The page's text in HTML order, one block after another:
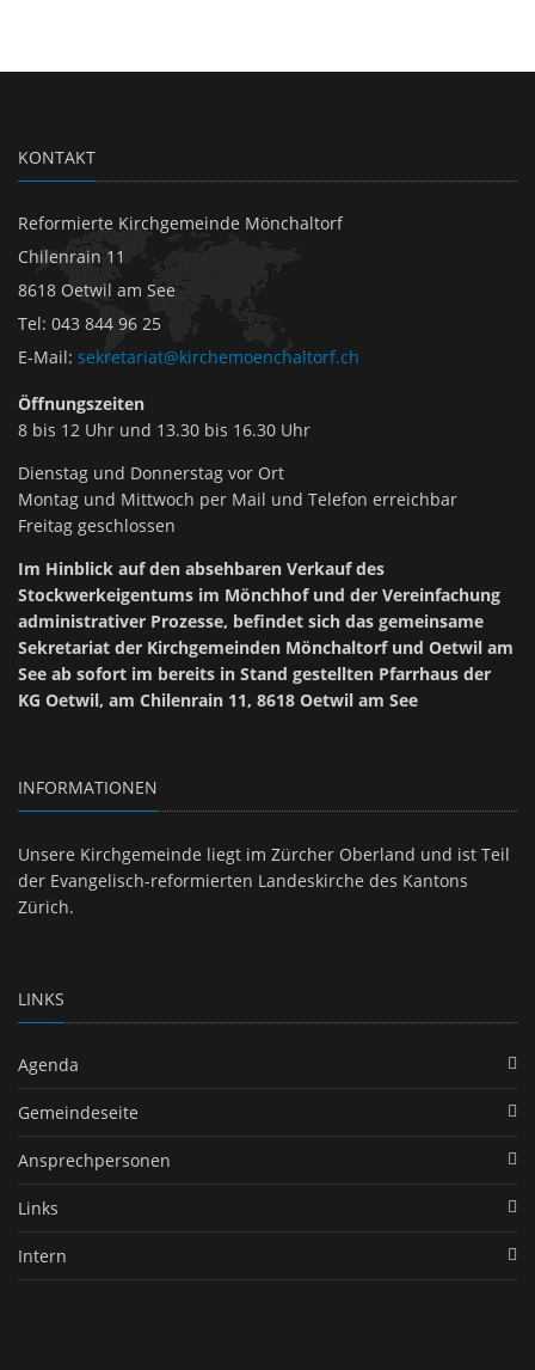
KONTAKT
Reformierte Kirchgemeinde Mönchaltorf
Chilenrain 11
8618 Oetwil am See
Tel: 043 844 96 25
E-Mail: sekretariat@kirchemoenchaltorf.ch
Öffnungszeiten
8 bis 12 Uhr und 13.30 bis 16.30 Uhr
Dienstag und Donnerstag vor Ort
Montag und Mittwoch per Mail und Telefon erreichbar
Freitag geschlossen
Im Hinblick auf den absehbaren Verkauf des
Stockwerkeigentums im Mönchhof und der Vereinfachung
administrativer Prozesse, befindet sich das gemeinsame
Sekretariat der Kirchgemeinden Mönchaltorf und Oetwil am
See ab sofort im bereits in Stand gestellten Pfarrhaus der
KG Oetwil, am Chilenrain 11, 8618 Oetwil am See
INFORMATIONEN
Unsere Kirchgemeinde liegt im Zürcher Oberland und ist Teil
der Evangelisch-reformierten Landeskirche des Kantons
Zürich.
LINKS
Agenda
Gemeindeseite
Ansprechpersonen
Links
Intern